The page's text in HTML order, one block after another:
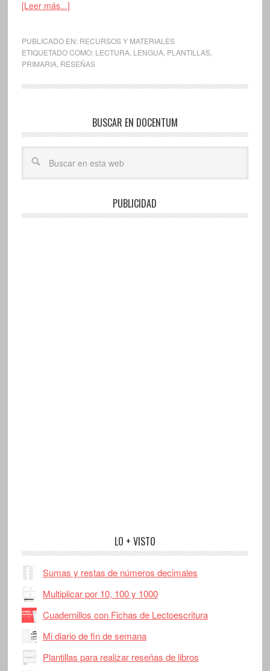
[Leer más...]
PUBLICADO EN: RECURSOS Y MATERIALES
ETIQUETADO COMO: LECTURA, LENGUA, PLANTILLAS,
PRIMARIA, RESEÑAS
BUSCAR EN DOCENTUM
PUBLICIDAD
LO + VISTO
Sumas y restas de números decimales
Multiplicar por 10, 100 y 1000
Cuadernillos con Fichas de Lectoescritura
Mi diario de fin de semana
Plantillas para realizar reseñas de libros